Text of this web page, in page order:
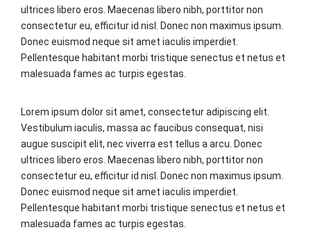
ultrices libero eros. Maecenas libero nibh, porttitor non
consectetur eu, efficitur id nisl. Donec non maximus ipsum.
Donec euismod neque sit amet iaculis imperdiet.
Pellentesque habitant morbi tristique senectus et netus et
malesuada fames ac turpis egestas.
Lorem ipsum dolor sit amet, consectetur adipiscing elit.
Vestibulum iaculis, massa ac faucibus consequat, nisi
augue suscipit elit, nec viverra est tellus a arcu. Donec
ultrices libero eros. Maecenas libero nibh, porttitor non
consectetur eu, efficitur id nisl. Donec non maximus ipsum.
Donec euismod neque sit amet iaculis imperdiet.
Pellentesque habitant morbi tristique senectus et netus et
malesuada fames ac turpis egestas.